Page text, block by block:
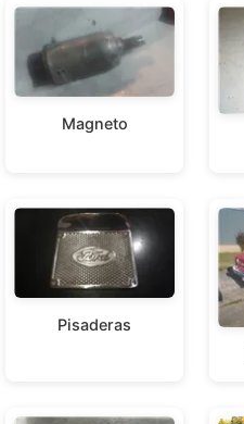
Magneto
Pisaderas